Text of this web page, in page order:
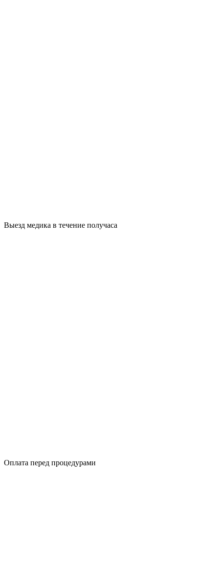
Выезд медика в течение получаса
Оплата перед процедурами